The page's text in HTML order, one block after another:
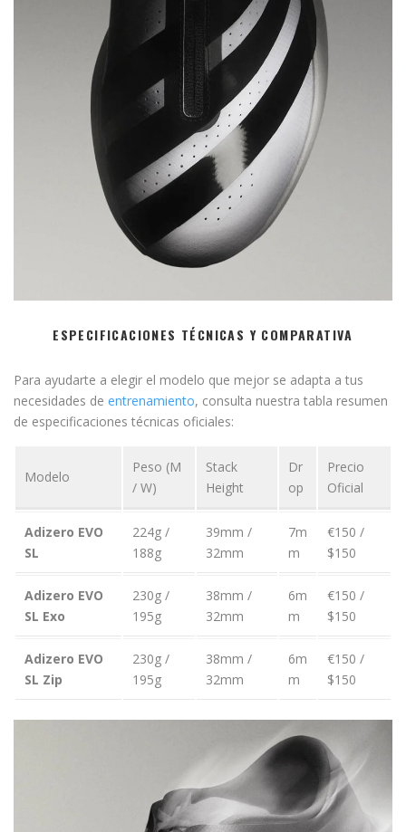
ESPECIFICACIONES TÉCNICAS Y COMPARATIVA
Para ayudarte a elegir el modelo que mejor se adapta a tus
necesidades de entrenamiento, consulta nuestra tabla resumen
de especificaciones técnicas oficiales:
Modelo
Peso (M
/ W)
Stack
Height
Dr
op
Precio
Oficial
Adizero EVO
SL
224g /
188g
39mm /
32mm
7m
m
€150 /
$150
Adizero EVO
SL Exo
230g /
195g
38mm /
32mm
6m
m
€150 /
$150
Adizero EVO
SL Zip
230g /
195g
38mm /
32mm
6m
m
€150 /
$150